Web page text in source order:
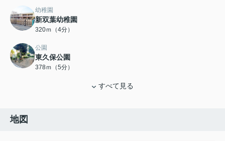
幼稚園
新双葉幼稚園
320ｍ（4分）
公園
東久保公園
378ｍ（5分）
すべて見る
地図